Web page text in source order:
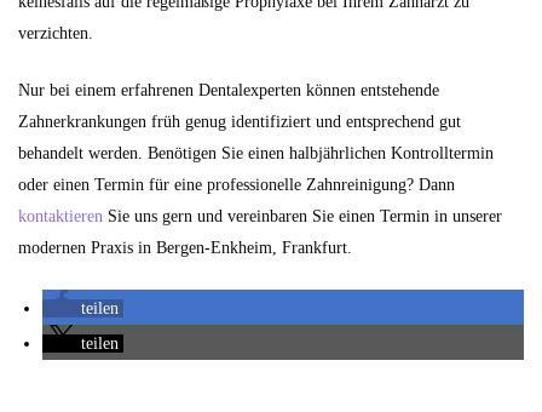
verzichten.
Nur bei einem erfahrenen Dentalexperten können entstehende
Zahnerkrankungen früh genug identifiziert und entsprechend gut
behandelt werden. Benötigen Sie einen halbjährlichen Kontrolltermin
oder einen Termin für eine professionelle Zahnreinigung? Dann
kontaktieren Sie uns gern und vereinbaren Sie einen Termin in unserer
modernen Praxis in Bergen-Enkheim, Frankfurt.
teilen
teilen